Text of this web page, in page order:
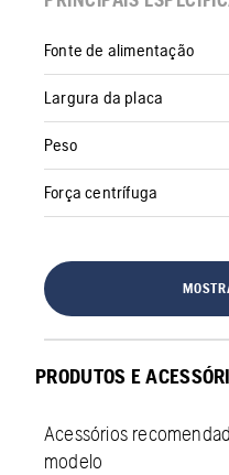
Fonte de alimentação
Largura da placa
Peso
Força centrífuga
PRODUTOS E
Acessórios
modelo